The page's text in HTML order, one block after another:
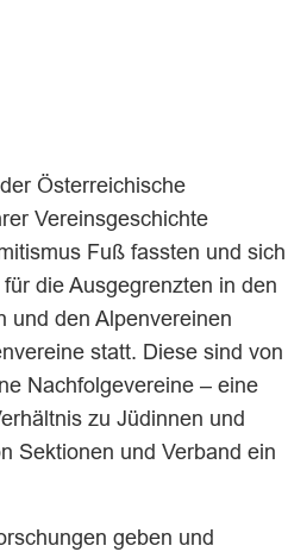
Österreichische
Vereinsgeschichte
Fuß fassten und sich
die Ausgegrenzten in den
und den Alpenvereinen
statt. Diese sind von
Nachfolgevereine – eine
zu Jüdinnen und
Sektionen und Verband ein
geben und